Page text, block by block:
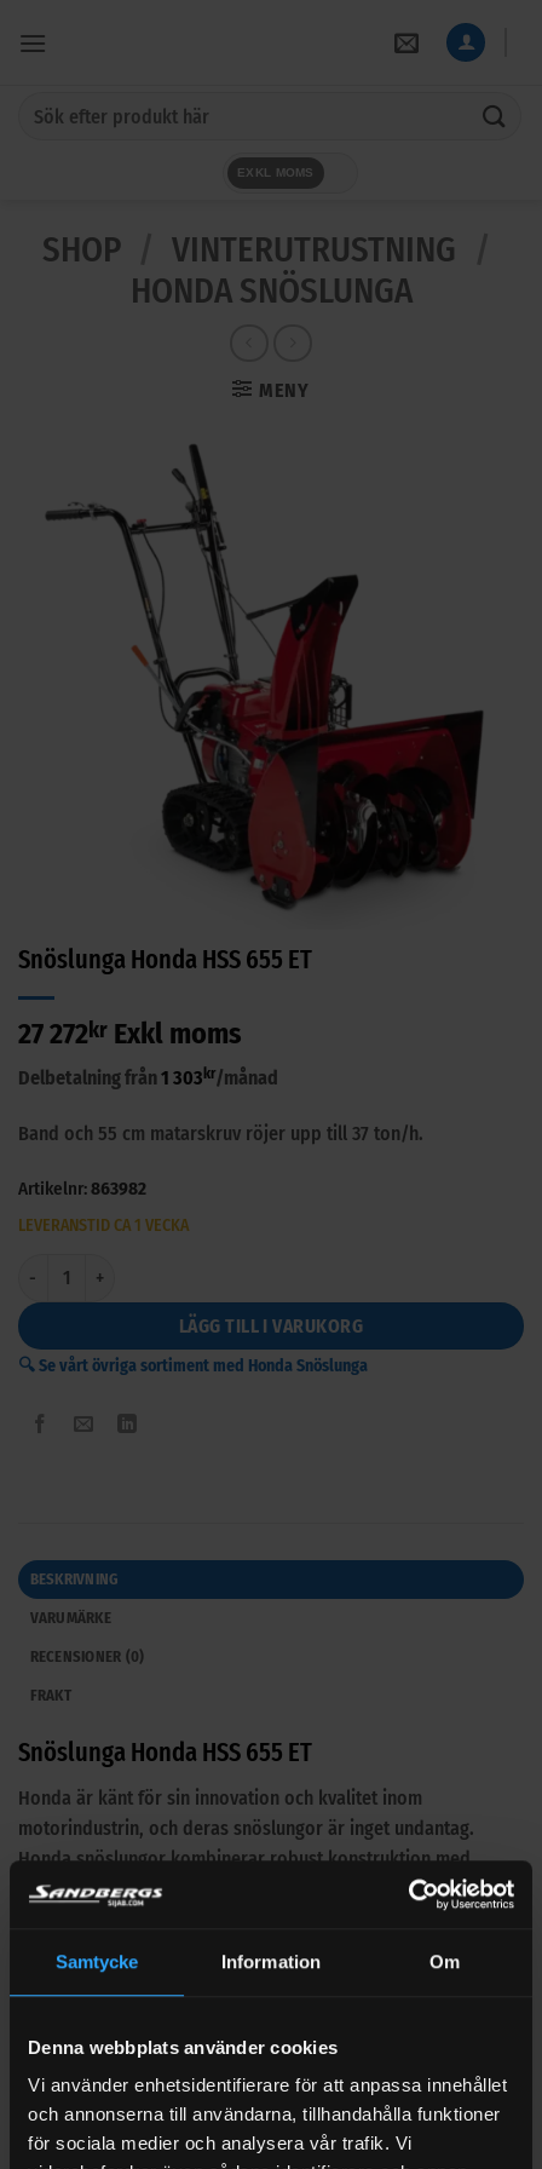
Samtycke Information Om
Denna webbplats använder cookies
Vi använder enhetsidentifierare för att anpassa innehållet
och annonserna till användarna, tillhandahålla funktioner
för sociala medier och analysera vår trafik. Vi
EXKL MOMS
SHOP VINTERUTRUSTNING
HONDA SNÖSLUNGA
MENY
Snöslunga Honda HSS 655 ET
27 272 kr Exkl moms
Delbetalning från1 303 kr/månad
Band och 55 cm matarskruv röjer upp till 37 ton/h.
Artikelnr:863982
LEVERANSTID CA 1 VECKA
Snöslunga Honda HSS 655 ET mängd
LÄGG TILL I VARUKORG
🔍 Se vårt övriga sortiment med Honda Snöslunga
BESKRIVNING
VARUMÄRKE
RECENSIONER (0)
FRAKT
Snöslunga Honda HSS 655 ET
Honda är känt för sin innovation och kvalitet inom
motorindustrin, och deras snöslungor är inget undantag.
Honda snöslungor kombinerar robust konstruktion med
banbrytande teknologi för att erbjuda en överlägsen
snöröjningsupplevelse. Med kraftfulla motorer som är
hastighetsinställningar som anpassar sig efter dina behov, gör
Varje modell är utrustad med slitstarka gummiklädda skovlar
som skonsamt rengör ytor utan att skada underlaget, vilket
gör dem idealiska för en mängd olika miljöer, från
bostadsuppfarter till större kommersiella områden. Med